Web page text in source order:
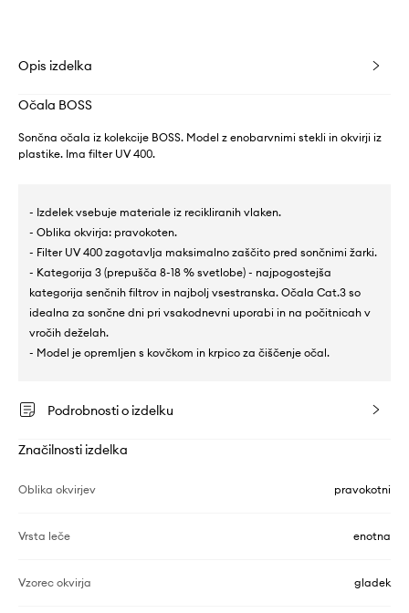
Opis izdelka
Očala BOSS
Sončna očala iz kolekcije BOSS. Model z enobarvnimi stekli in okvirji iz
plastike. Ima filter UV 400.
- Izdelek vsebuje materiale iz recikliranih vlaken.
- Oblika okvirja: pravokoten.
- Filter UV 400 zagotavlja maksimalno zaščito pred sončnimi žarki.
- Kategorija 3 (prepušča 8-18 % svetlobe) - najpogostejša
kategorija senčnih filtrov in najbolj vsestranska. Očala Cat.3 so
idealna za sončne dni pri vsakodnevni uporabi in na počitnicah v
vročih deželah.
- Model je opremljen s kovčkom in krpico za čiščenje očal.
Podrobnosti o izdelku
Značilnosti izdelka
Oblika okvirjev pravokotni
Vrsta leče enotna
Vzorec okvirja gladek